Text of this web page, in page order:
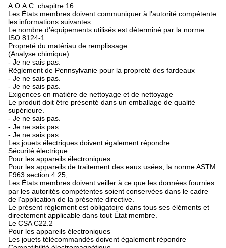
A.O.A.C. chapitre 16
Les États membres doivent communiquer à l'autorité compétente
les informations suivantes:
Le nombre d'équipements utilisés est déterminé par la norme
ISO 8124-1.
Propreté du matériau de remplissage
(Analyse chimique)
- Je ne sais pas.
Règlement de Pennsylvanie pour la propreté des fardeaux
- Je ne sais pas.
- Je ne sais pas.
Exigences en matière de nettoyage et de nettoyage
Le produit doit être présenté dans un emballage de qualité
supérieure.
- Je ne sais pas.
- Je ne sais pas.
- Je ne sais pas.
Les jouets électriques doivent également répondre
Sécurité électrique
Pour les appareils électroniques
Pour les appareils de traitement des eaux usées, la norme ASTM
F963 section 4.25,
Les États membres doivent veiller à ce que les données fournies
par les autorités compétentes soient conservées dans le cadre
de l'application de la présente directive.
Le présent règlement est obligatoire dans tous ses éléments et
directement applicable dans tout État membre.
Le CSA C22.2
Pour les appareils électroniques
Les jouets télécommandés doivent également répondre